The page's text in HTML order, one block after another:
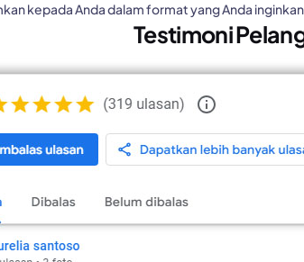
kepada Anda dalam format yang Anda
Testimoni